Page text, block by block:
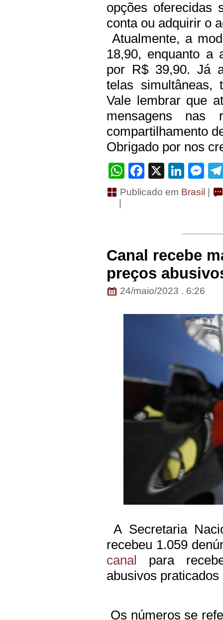
opções oferecidas
conta ou adquirir o
Atualmente, a
18,90, enquanto a
por R$ 39,90. Já
telas simultâneas,
Vale lembrar que
mensagens nas
compartilhamento
Obrigado por nos
WhatsApp
Facebook
X
Publicado em Brasil |
Canal recebe
preços
24/maio/2023 . 6:26
A Secretaria
recebeu 1.059
canal para
abusivos
Os números se